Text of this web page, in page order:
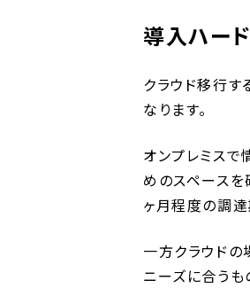
導入ハー
クラウド移行す
なります。
オンプレミス
めのスペースを
ヶ月程度の調達
一方クラウドの
ニーズに合うも